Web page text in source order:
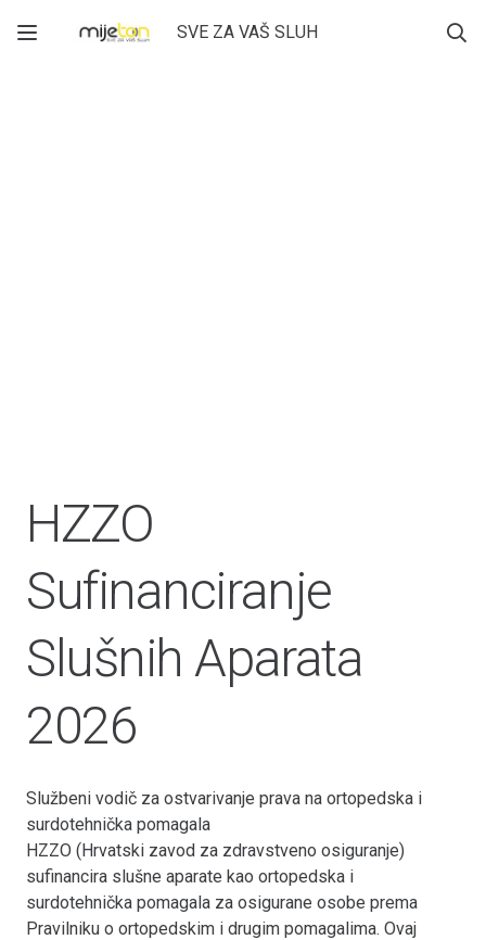
SVE ZA VAŠ SLUH
HZZO
Sufinanciranje
Slušnih Aparata
2026
Službeni vodič za ostvarivanje prava na ortopedska i
surdotehnička pomagala
HZZO (Hrvatski zavod za zdravstveno osiguranje)
sufinancira slušne aparate kao ortopedska i
surdotehnička pomagala za osigurane osobe prema
Pravilniku o ortopedskim i drugim pomagalima. Ovaj